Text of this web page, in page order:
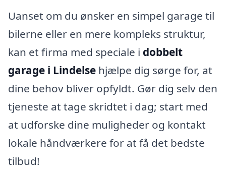
Uanset om du ønsker en simpel garage til
bilerne eller en mere kompleks struktur,
kan et firma med speciale i dobbelt
garage i Lindelse hjælpe dig sørge for, at
dine behov bliver opfyldt. Gør dig selv den
tjeneste at tage skridtet i dag; start med
at udforske dine muligheder og kontakt
lokale håndværkere for at få det bedste
tilbud!